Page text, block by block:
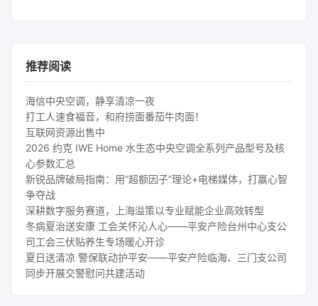
推荐阅读
海信中央空调，静享清凉一夜
打工人速食福音，和府捞面番茄牛肉面！
互联网资源出售中
2026 约克 IWE Home 水生态中央空调全系列产品型号及核
心参数汇总
新锐品牌破局指南：用“超额因子”理论+电梯媒体，打赢心智
争夺战
深耕数字服务赛道，上海溢策以专业赋能企业高效转型
冬病夏治送安康 工会关怀沁人心——平安产险台州中心支公
司工会三伏贴养生专场暖心开诊
夏日送清凉 警保联动护平安——平安产险临海、三门支公司
同步开展交警慰问共建活动